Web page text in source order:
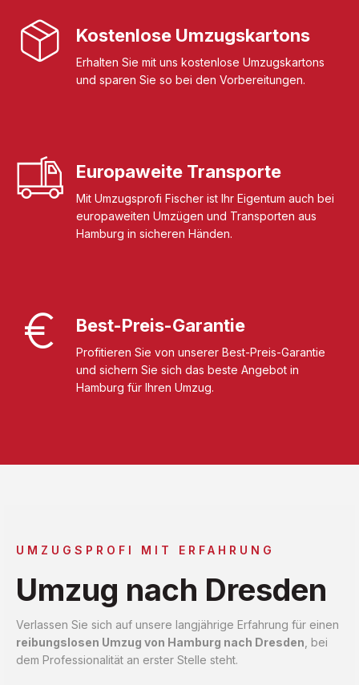
Kostenlose Umzugskartons
Erhalten Sie mit uns kostenlose Umzugskartons
und sparen Sie so bei den Vorbereitungen.
Europaweite Transporte
Mit Umzugsprofi Fischer ist Ihr Eigentum auch bei
europaweiten Umzügen und Transporten aus
Hamburg in sicheren Händen.
Best-Preis-Garantie
Profitieren Sie von unserer Best-Preis-Garantie
und sichern Sie sich das beste Angebot in
Hamburg für Ihren Umzug.
UMZUGSPROFI MIT ERFAHRUNG
Umzug nach Dresden
Verlassen Sie sich auf unsere langjährige Erfahrung für einen
reibungslosen Umzug von Hamburg nach Dresden , bei
dem Professionalität an erster Stelle steht.